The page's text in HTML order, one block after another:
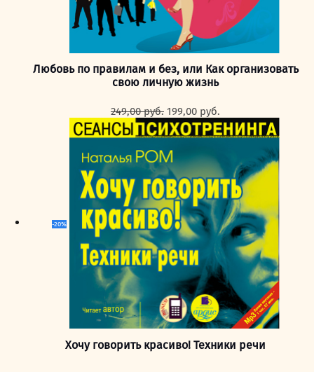
Любовь по правилам и без, или Как организовать
свою личную жизнь
249,00руб. Первоначальная
цена
составляла
199,00 руб.
цена:
199,00 руб..
-20%
Хочу говорить красиво! Техники речи